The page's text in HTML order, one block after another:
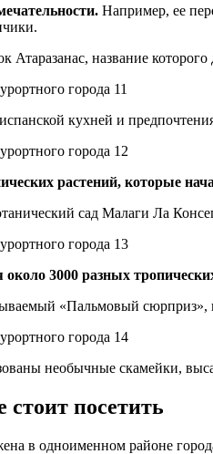
Например, ее
название
кухней и
растений, которые
сад Малаги Ла
около 3000 разных
«Пальмовый сюрприз»,
необычные скамейки,
посетить
в одноименном районе